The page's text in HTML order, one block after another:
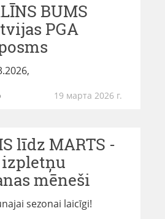
BUMS
PGA
19 марта 2026 г.
līdz MARTS -
mēneši
sezonai laicīgi!